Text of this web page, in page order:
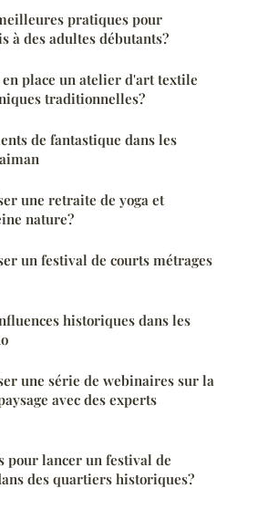
pratiques pour
à des adultes débutants?
place un atelier d'art textile
traditionnelles?
de fantastique dans les
une retraite de yoga et
nature?
un festival de courts métrages
historiques dans les
une série de webinaires sur la
avec des experts
pour lancer un festival de
des quartiers historiques?